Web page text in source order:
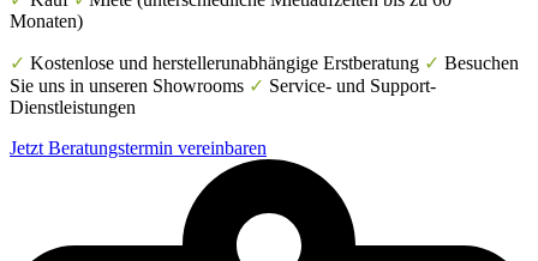
Monaten)
✓ Kostenlose und herstellerunabhängige Erstberatung ✓ Besuchen
Sie uns in unseren Showrooms ✓ Service- und Support-
Dienstleistungen
Jetzt Beratungstermin vereinbaren